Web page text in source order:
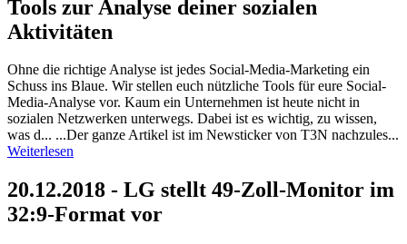
Tools zur Analyse deiner sozialen
Aktivitäten
Ohne die richtige Analyse ist jedes Social-Media-Marketing ein
Schuss ins Blaue. Wir stellen euch nützliche Tools für eure Social-
Media-Analyse vor. Kaum ein Unternehmen ist heute nicht in
sozialen Netzwerken unterwegs. Dabei ist es wichtig, zu wissen,
was d... ...Der ganze Artikel ist im Newsticker von T3N nachzules...
Weiterlesen
20.12.2018 - LG stellt 49-Zoll-Monitor im
32:9-Format vor